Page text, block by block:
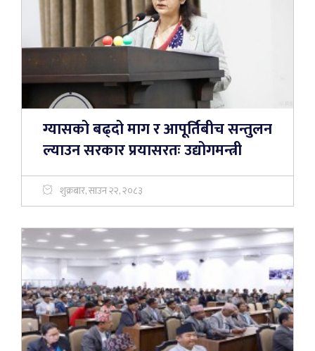
ग्यासको बढ्दो माग र आपूर्तिबीच सन्तुलन
ल्याउन सरकार प्रयासरतः उद्योगमन्त्री
शुक्रबार, साउन २२, २०८३